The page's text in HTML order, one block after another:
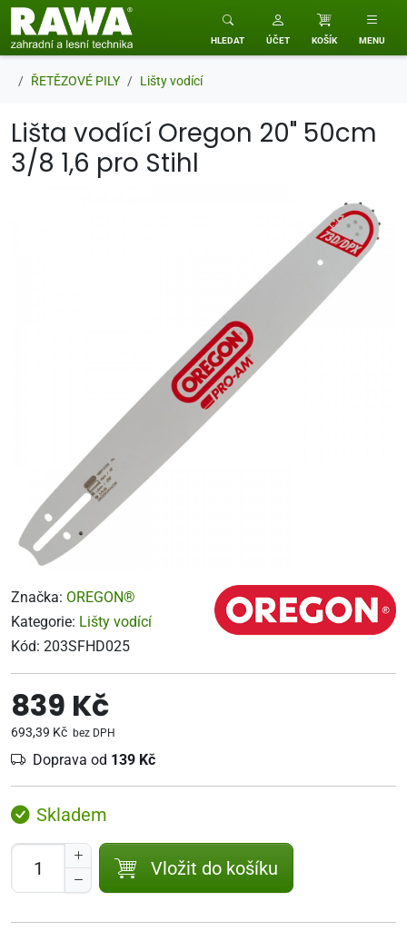
RAWA zahradní a lesní technika
HLEDAT ÚČET KOŠÍK MENU
ŘETĚZOVÉ PILY Lišty vodící
Lišta vodící Oregon 20" 50cm
3/8 1,6 pro Stihl
Značka: OREGON®
Kategorie: Lišty vodící
Kód: 203SFHD025
839 Kč
693,39 Kč bez DPH
Doprava od 139 Kč
Skladem
Vložit do košíku